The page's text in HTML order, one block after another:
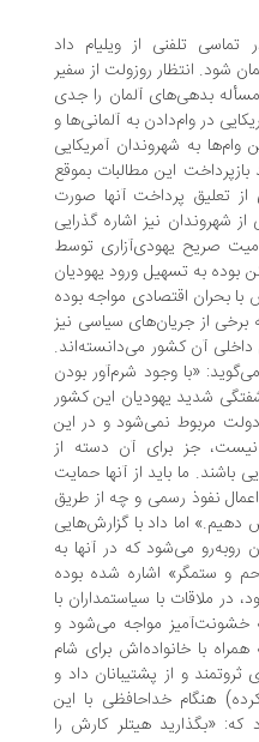
در تماسی تلفنی از ویلیام داد
روزولت از سفیر
آلمان را جدی
وام‌دادن به آلمانی‌ها و
شهروندان آمریکایی
این مطالبات بموقع
پرداخت آنها صورت
نیز اشاره گذرایی
یهودی‌آزاری توسط
تسهیل ورود یهودیان
اقتصادی مواجه بوده
جریان‌های سیاسی نیز
آن کشور می‌دانسته‌اند.
وجود شرم‌آور بودن
شدید یهودیان این کشور
نمی‌شود و در این
جز برای آن دسته از
ما باید از آنها حمایت
رسمی و چه از طریق
اما داد با گزارش‌هایی
می‌شود که در آنها به
اشاره شده بوده
با سیاستمداران با
مواجه می‌شود و
خانواده‌اش برای شام
و از پشتیبانان داد و
خداحافظی با این
هیتلر کارش را